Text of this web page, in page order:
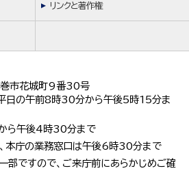
リンクと著作権
市花城町9番30号
の午前8時30分から午後5時15分ま
ら午後4時30分まで
本庁の業務窓口は午後6時30分まで
部ですので、ご来庁前にあらかじめご確